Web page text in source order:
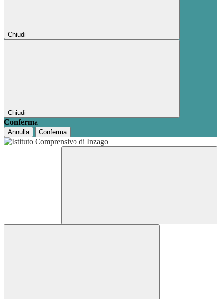
Chiudi
Chiudi
Conferma
Annulla Conferma